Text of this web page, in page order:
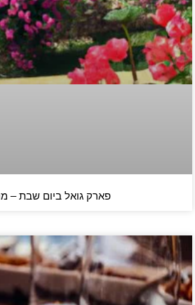
פארק גואל ביום שבת –